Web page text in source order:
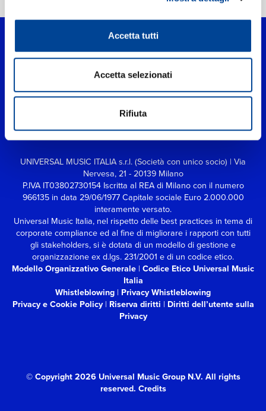
Accetta tutti
Accetta selezionati
Rifiuta
UNIVERSAL MUSIC ITALIA s.r.l. (Società con unico socio) | Via
Nervesa, 21 - 20139 Milano
P.IVA IT03802730154 Iscritta al REA di Milano con il numero
966135 in data 29/06/1977Capitale sociale Euro 2.000.000
interamente versato.
Universal Music Italia, nel rispetto delle best practices in tema di
corporate compliance ed al fine di migliorare i rapporti con tutti
gli stakeholders,si è dotata di un modello di gestione e
organizzazione ex d.lgs. 231/2001 e di un codice etico.
Modello Organizzativo Generale | Codice Etico Universal Music
Italia
Whistleblowing | Privacy Whistleblowing
Privacy e Cookie Policy| Riserva diritti | Diritti dell’utente sulla
Privacy
© Copyright 2026 Universal Music Group N.V. All rights
reserved. Credits